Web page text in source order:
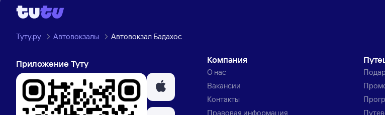
Туту.ру Автовокзалы Автовокзал Бадахос
Приложение Туту Компания
О нас
Вакансии
Контакты
Правовая информация